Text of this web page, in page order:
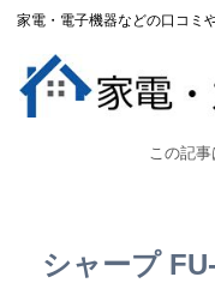
家電・電子機器などの口コミ
この記
シャープ